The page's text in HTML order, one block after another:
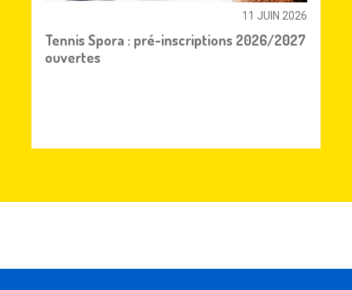
11 JUIN 2026
Tennis Spora : pré-inscriptions 2026/2027
ouvertes